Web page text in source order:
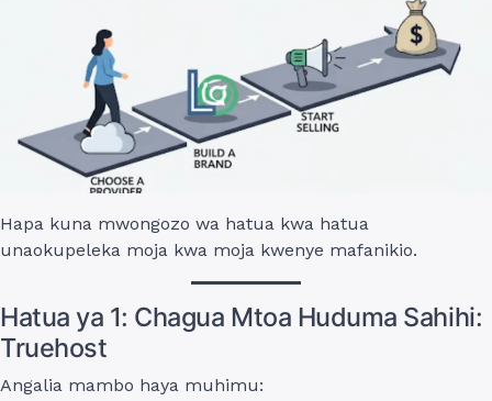
Hapa kuna mwongozo wa hatua kwa hatua
unaokupeleka moja kwa moja kwenye mafanikio.
Hatua ya 1: Chagua Mtoa Huduma Sahihi:
Truehost
Angalia mambo haya muhimu: